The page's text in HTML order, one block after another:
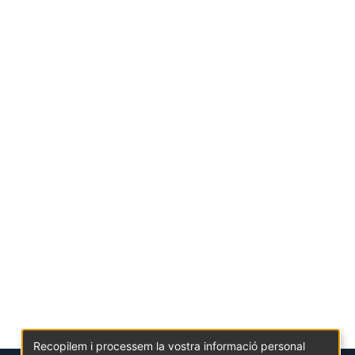
Recopilem i processem la vostra informació personal